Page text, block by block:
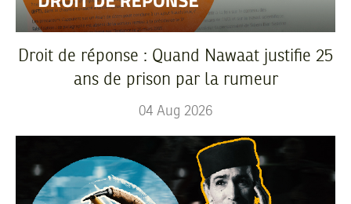
Droit de réponse : Quand Nawaat justifie 25
ans de prison par la rumeur
04 Aug 2026